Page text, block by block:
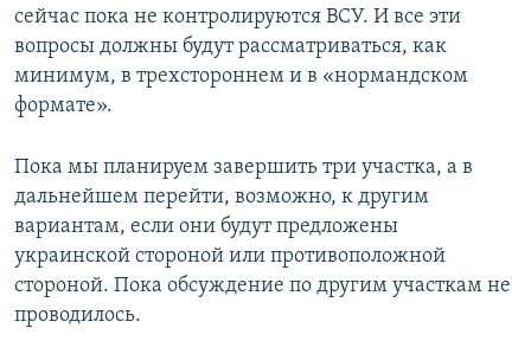
сейчас пока не контролируются ВСУ. И все эти
вопросы должны будут рассматриваться, как
минимум, в трехстороннем и в «нормандском
формате».
Пока мы планируем завершить три участка, а в
дальнейшем перейти, возможно, к другим
вариантам, если они будут предложены
украинской стороной или противоположной
стороной. Пока обсуждение по другим участкам не
проводилось.